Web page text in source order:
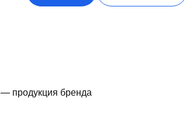
— продукция бренда